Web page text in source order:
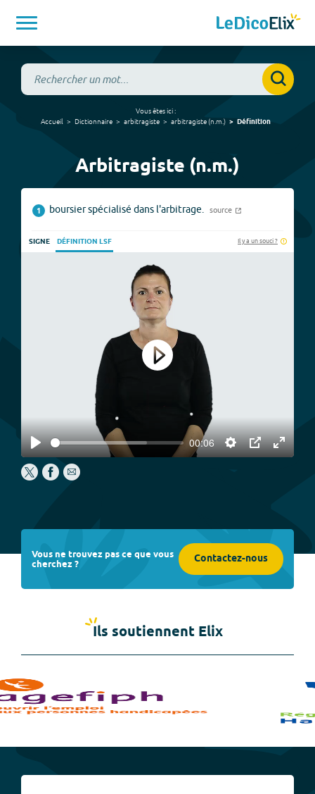
Vous êtes ici :
Accueil
Dictionnaire arbitragiste arbitragiste(n.m. ) Définition
Arbitragiste (n.m.)
1 boursier spécialisé dans l'arbitrage. source
SIGNE DÉFINITION LSF Il y a un souci ?
Play
00:06
Settings
PIP
Enter
Play
Vous ne trouvez pas ce que vous
cherchez ? Contactez-nous
Ils soutiennent Elix